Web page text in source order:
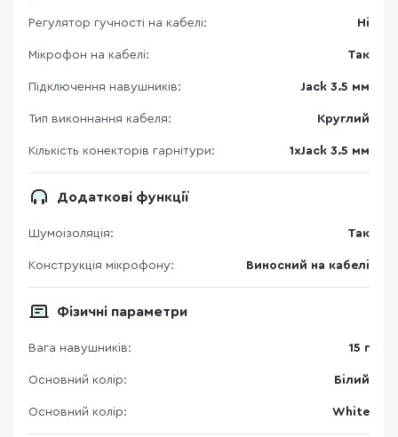
Регулятор гучності на кабелі: Ні
Мікрофон на кабелі: Так
Підключення навушників: Jack 3.5 мм
Тип виконнання кабеля: Круглий
Кількість конекторів гарнітури: 1xJack 3.5 мм
Додаткові функції
Шумоізоляція: Так
Конструкція мікрофону: Виносний на кабелі
Фізичні параметри
Вага навушників: 15 г
Основний колір: Білий
Основний колір: White